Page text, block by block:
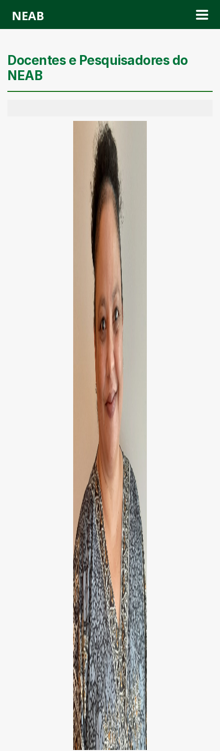
NEAB
Docentes e Pesquisadores do
NEAB